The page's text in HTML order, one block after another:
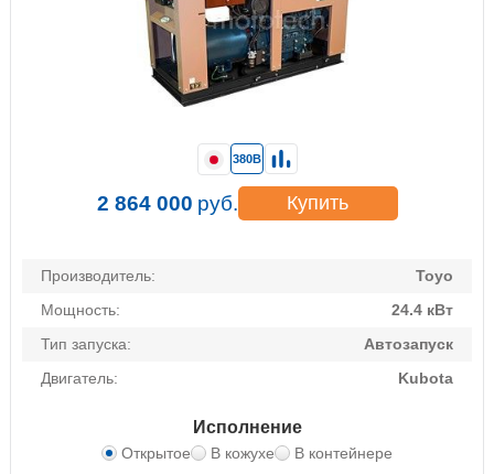
Производитель:
Toyo
Мощность:
24.4 кВт
Тип запуска:
Автозапуск
Двигатель:
Kubota
Исполнение
Открытое В кожухе В контейнере
380В
2 864 000 руб. Купить